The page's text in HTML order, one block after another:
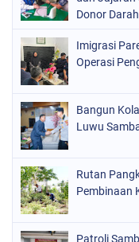
Donor Darah
Imigrasi
Operasi
Bangun
Luwu
Rutan
Pembinaan
Patroli